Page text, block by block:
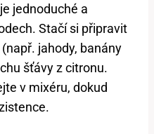
jednoduché a
Stačí si připravit
jahody, banány
šťávy z citronu.
v mixéru, dokud